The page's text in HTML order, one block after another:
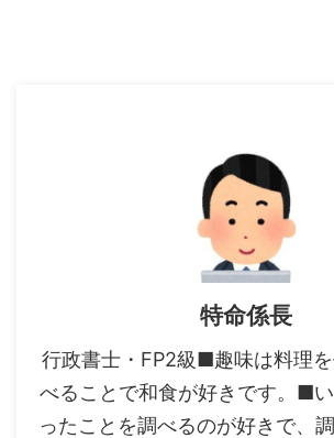
特命係長
行政書士・FP2級■趣味は料理
べることで和食が好きです。■
ったことを調べるのが好きで、